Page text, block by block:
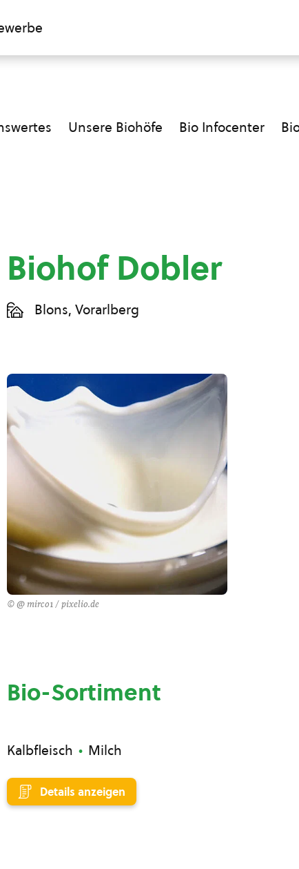
Unsere Biohöfe Bio Infocenter
Biohof Dobler
Blons, Vorarlberg
© @ mirco1 / pixelio.de
Bio-Sortiment
Kalbfleisch Milch
Details anzeigen